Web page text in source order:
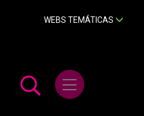
WEBS TEMÁTICAS
Abrir menú